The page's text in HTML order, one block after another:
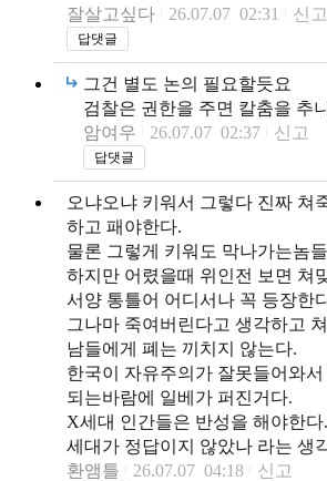
잘살고싶다
26.07.07 02:31 신고
답댓글
그건 별도 논의 필요할듯요
검찰은 권한을 주면 칼춤을 추
암여우
26.07.07 02:37 신고
답댓글
오냐오냐 키워서 그렇다 진짜 쳐
하고 패야한다.
물론 그렇게 키워도 막나가는놈
하지만 어렸을때 위인전 보면 쳐
서양 통틀어 어디서나 꼭 등장한
그나마 죽여버린다고 생각하고
남들에게 폐는 끼치지 않는다.
한국이 자유주의가 잘못들어와
되는바람에 일베가 퍼진거다.
X세대 인간들은 반성을 해야한
세대가 정답이지 않았나 라는 생
환앰틀
26.07.07 04:18 신고